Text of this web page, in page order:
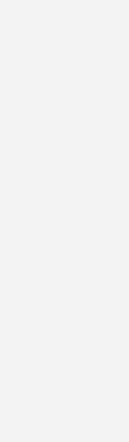
ist ein
ausgestattet
die Erträge zu
kVA bei 800Vac
bei kleinen
Venning,
sagte über
wieder mit
Standorten
String-
zu haben."
die an
Medium Voltage
NS- als auch MS-